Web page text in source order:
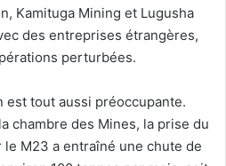
Kamituga Mining et Lugusha
des entreprises étrangères,
perturbées.
est tout aussi préoccupante.
chambre des Mines, la prise du
le M23 a entraîné une chute de